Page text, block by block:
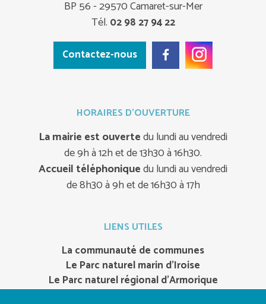
BP 56 - 29570 Camaret-sur-Mer
Tél. 02 98 27 94 22
Contactez-nous
HORAIRES D'OUVERTURE
La mairie est ouvertedu lundi au vendredi
de 9h à 12h et de 13h30 à 16h30.
Accueil téléphoniquedu lundi au vendredi
de 8h30 à 9h et de 16h30 à 17h
LIENS UTILES
La communauté de communes
Le Parc naturel marin d’Iroise
Le Parc naturel régional d’Armorique